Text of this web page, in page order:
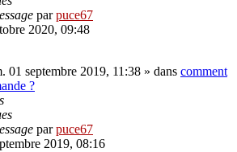
parpuce67
2020, 09:48
01 septembre 2019, 11:38 » dans comment
?
parpuce67
2019, 08:16